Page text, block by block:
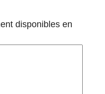
disponibles en